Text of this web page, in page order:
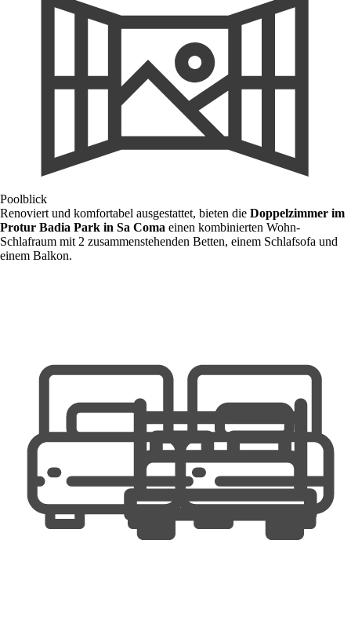
Poolblick
Renoviert und komfortabel ausgestattet, bieten die Doppelzimmer im
Protur Badia Park in Sa Coma einen kombinierten Wohn-
Schlafraum mit 2 zusammenstehenden Betten, einem Schlafsofa und
einem Balkon.